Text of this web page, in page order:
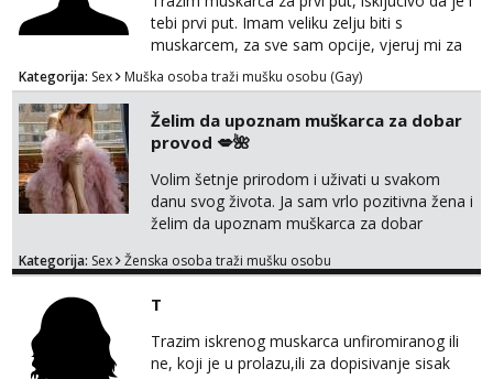
zadovoljan i da imaš nekog za svakodn...
tebi prvi put. Imam veliku zelju biti s
muskarcem, za sve sam opcije, vjeruj mi za
sve…pasiv/aktiv/pusenje/ najlonke…ako bude
dobro mozemo nastaviti povremena vidanja
uz maksimalnu diskreciju,sto bude u sobi
tamo i ostaje. Jace sam grade 180cm 110kg.
Ozenjen, uz dogovor o lokaciji i vremenu ja
rjesavam apartman/hotel. Odgovara mi cijela
kontinentalna...
Kategorija: Sex Muška osoba traži mušku osobu (Gay)
Želim da upoznam muškarca za dobar
provod 💋🌺
Volim šetnje prirodom i uživati u svakom
danu svog života. Ja sam vrlo pozitivna žena i
želim da upoznam muškarca za dobar
na link ispod i nadji me tamo, cekam te!
Kategorija: Sex Ženska osoba traži mušku osobu
T
Trazim iskrenog muskarca unfiromiranog ili
ne, koji je u prolazu,ili za dopisivanje sisak